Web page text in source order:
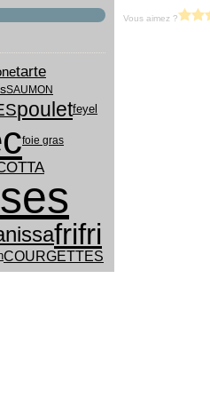
tarte
SAUMON
pouletfeyel
foie gras
frifri
COURGETTES
Vous aimez ?